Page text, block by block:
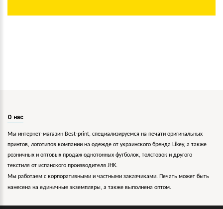
О нас
Мы интернет-магазин Best-print, специализируемся на печати оригинальных
принтов, логотипов компании на одежде от украинского бренда Likey, а также
розничных и оптовых продаж однотонных футболок, толстовок и другого
текстиля от испанского производителя JHK.
Мы работаем с корпоративными и частными заказчиками. Печать может быть
нанесена на единичные экземпляры, а также выполнена оптом.